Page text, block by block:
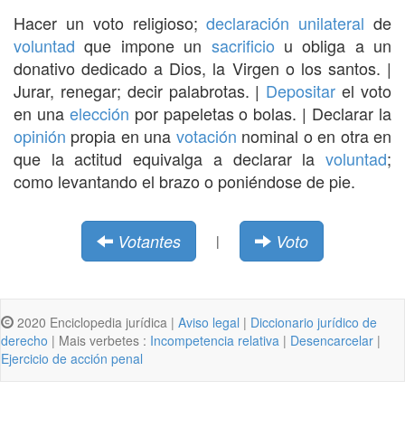
Hacer un voto religioso;declaración unilateral de
voluntad que impone un sacrificio u obliga a un
donativo dedicado a Dios, la Virgen o los santos. |
Jurar, renegar; decir palabrotas. | Depositar el voto
en una elección por papeletas o bolas. | Declarar la
opinión propia en una votación nominal o en otra en
que la actitud equivalga a declarar la voluntad;
como levantando el brazo o poniéndose de pie.
Votantes | Voto
2020 Enciclopedia jurídica | Aviso legal | Diccionario jurídico de
derecho | Mais verbetes : Incompetencia relativa | Desencarcelar |
Ejercicio de acción penal